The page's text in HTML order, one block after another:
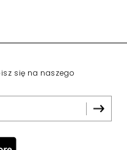
się na naszego